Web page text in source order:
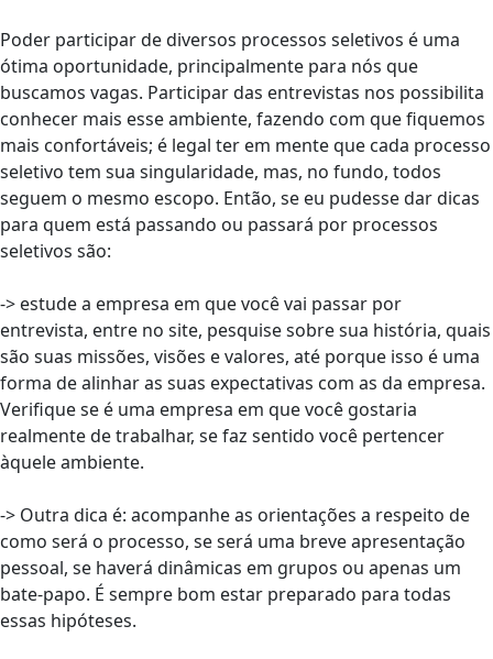
Poder participar de diversos processos seletivos é uma
ótima oportunidade, principalmente para nós que
buscamos vagas. Participar das entrevistas nos possibilita
conhecer mais esse ambiente, fazendo com que fiquemos
mais confortáveis; é legal ter em mente que cada processo
seletivo tem sua singularidade, mas, no fundo, todos
seguem o mesmo escopo. Então, se eu pudesse dar dicas
para quem está passando ou passará por processos
seletivos são:
-> estude a empresa em que você vai passar por
entrevista, entre no site, pesquise sobre sua história, quais
são suas missões, visões e valores, até porque isso é uma
forma de alinhar as suas expectativas com as da empresa.
Verifique se é uma empresa em que você gostaria
realmente de trabalhar, se faz sentido você pertencer
àquele ambiente.
-> Outra dica é: acompanhe as orientações a respeito de
como será o processo, se será uma breve apresentação
pessoal, se haverá dinâmicas em grupos ou apenas um
bate-papo. É sempre bom estar preparado para todas
essas hipóteses.